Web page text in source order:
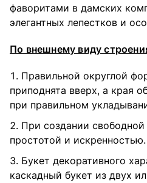
фаворитами в дамских
элегантных лепестков и
По внешнему виду
Правильной округлой
приподнята вверх, а края
при правильном
При создании
простотой и искренностью.
Букет декоративного
каскадный букет из двух